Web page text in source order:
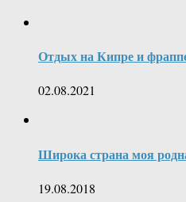
Отдых на Кипре и
02.08.2021
Широка страна моя
19.08.2018